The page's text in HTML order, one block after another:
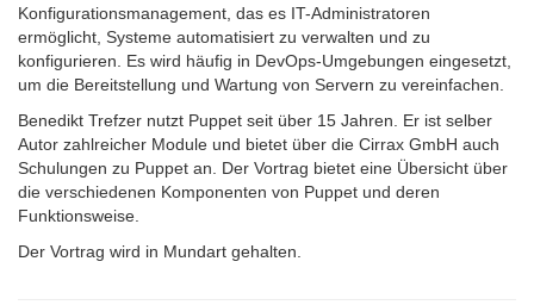
Konfigurationsmanagement, das es IT-Administratoren
ermöglicht, Systeme automatisiert zu verwalten und zu
konfigurieren. Es wird häufig in DevOps-Umgebungen eingesetzt,
um die Bereitstellung und Wartung von Servern zu vereinfachen.
Benedikt Trefzer nutzt Puppet seit über 15 Jahren. Er ist selber
Autor zahlreicher Module und bietet über die Cirrax GmbH auch
Schulungen zu Puppet an. Der Vortrag bietet eine Übersicht über
die verschiedenen Komponenten von Puppet und deren
Funktionsweise.
Der Vortrag wird in Mundart gehalten.